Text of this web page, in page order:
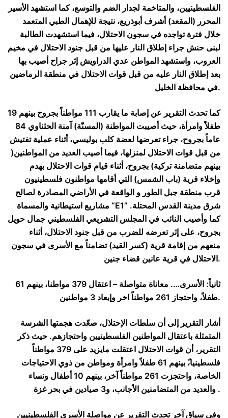
الفلسطينيين، والمتاخمة لجدار الضم والتوسع، كما استشهد الأسير
المحرر (المقعد) أشرف أبوذريع، نتيجة للإهمال الطبي المتعمد
خلال فترة تواجده في سجون الاحتلال، فيما استشهدت الطالبة
لبنى حنش جراء إطلاق النار عليها من قبل جنود الاحتلال في مخيم
العروب، واستشهد المواطن عدي الدراويش إثر جراح أصيب بها
بعد إطلاق النار عليه من قبل قوات الاحتلال في منطقة الرماضين
في محافظة الخليل.
كما تحدث التقرير عن إصابة ما يقارب 111 مواطناً بجروح بينهم 19
طفلاً وامرأة، حيث أصيبت المواطنة (المسنّة) آمنة الحثناوي 84
عاماً بجروح، جراء تعرضها لعضة كلب بوليسي، أثناء عملية تفتيش
من قبل قوات الاحتلال لمنزلها، فيما أصيب العديد من المواطنين(
بينهم متضامنة تركية) بجروح، أثناء قيام قوات الاحتلال بهدم
وإخلاء قرية (باب الشمس) التي أقامها مواطنون فلسطينيون
قرب منطقة جبل الطور و الواقعة في الأراضي المصادرة لصالح
مشاريع استيطانية والمسماة “E1” شرق مدينة القدس المحتلة.
كما وأصيب النائب في المجلس التشريعي الفلسطيني جمال حويل
بجروح، على إثر تعرضه للضرب من قبل جنود الاحتلال، أثناء
منعهم من إقامة قرية (كسر القيد) تضامناً مع الأسرى في سجون
الاحتلال في قرية عانين قضاء جنين.
ثانياً: الأسرى…. معاناة متواصلة – اعتقال 379 مواطنا، بينهم 61
طفلاً، واحتجاز 261 مواطناً اخر وإبعاد 3 مواطنين.
أشار التقرير إلى أن سلطات الإحتلال، صعّدت هجمتها الشرسة
المتمثلة باعتقال المواطنين الفلسطينيين واحتجازهم. حيث ذكر
التقرير، أن قوات الاحتلال اعتقلت مايزيد على 379 مواطناً
فلسطينيا،ً بينهم 61 طفلاً وامرأة ومواطن من ذوي الاحتياجات
الخاصة، واحتجزت 261 مواطناً آخر، بينهم 10 أطفال ونساء
والعديد من المتضامنين الأجانب، و3 صيادين في بحر غزة .
وفي سياق آخر تحدث التقرير عن مواصلة الأسرى الفلسطينيين